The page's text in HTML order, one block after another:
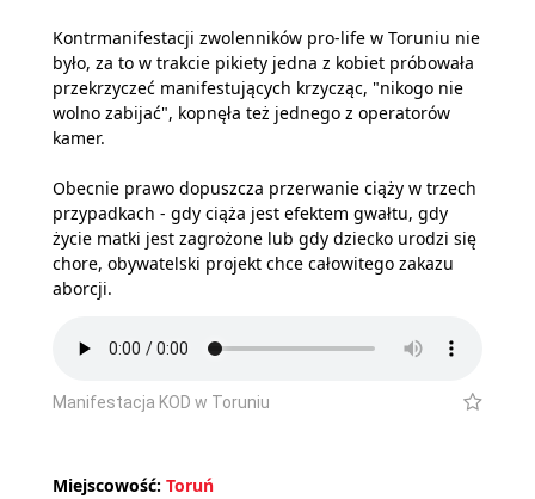
Kontrmanifestacji zwolenników pro-life w Toruniu nie
było, za to w trakcie pikiety jedna z kobiet próbowała
przekrzyczeć manifestujących krzycząc, "nikogo nie
wolno zabijać", kopnęła też jednego z operatorów
kamer.
Obecnie prawo dopuszcza przerwanie ciąży w trzech
przypadkach - gdy ciąża jest efektem gwałtu, gdy
życie matki jest zagrożone lub gdy dziecko urodzi się
chore, obywatelski projekt chce całowitego zakazu
aborcji.
Manifestacja KOD w Toruniu
Miejscowość: Toruń